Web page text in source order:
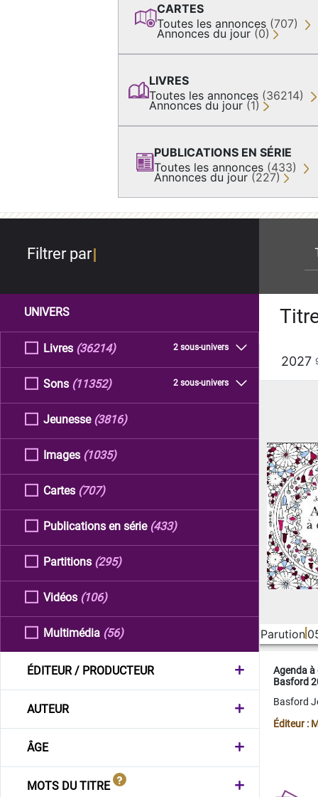
CARTES
Toutes les annonces (707)
Annonces du jour (0)
LIVRES
Toutes les annonces (36214)
Annonces du jour (1)
PUBLICATIONS EN SÉRIE
Toutes les annonces (433)
Annonces du jour (227)
Filtrer par
UNIVERS
Livres 2 sous-univers
(36214)
Sons 2 sous-univers
(11352)
Jeunesse (3816)
Images (1035)
Cartes (707)
Publications en série (433)
Partitions (295)
Vidéos (106)
Multimédia (56)
ÉDITEUR / PRODUCTEUR
AUTEUR
ÂGE
MOTS DU TITRE
2027
Parution
Agenda
Basford
Basford
Éditeur :